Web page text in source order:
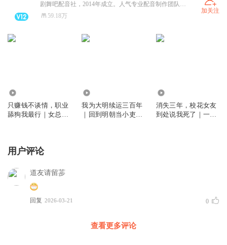
剧舞吧配音社，2014年成立。人气专业配音制作团队，旗下百余位知名人气声优，配音风格多变鲜活，产出作品总点击收听达到百亿。代表作《色遍天下》、《朔风歌》、《五行天》、《归期》、《宫妃记》等。
59.18万
加关注
只赚钱不谈情，职业
舔狗我最行｜女总裁
我为大明续运三百年
｜回到明朝当小吏｜
消失三年，校花女友
到处说我死了｜一世
用户评论
道友请留荹
回复 2026-03-21 0
查看更多评论